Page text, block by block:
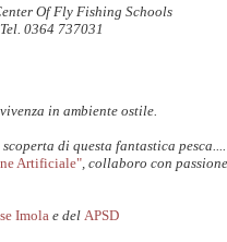
Of Fly Fishing Schools
0364 737031
in ambiente ostile.
di questa fantastica
Artificiale" , collaboro con
Imola e del APSD